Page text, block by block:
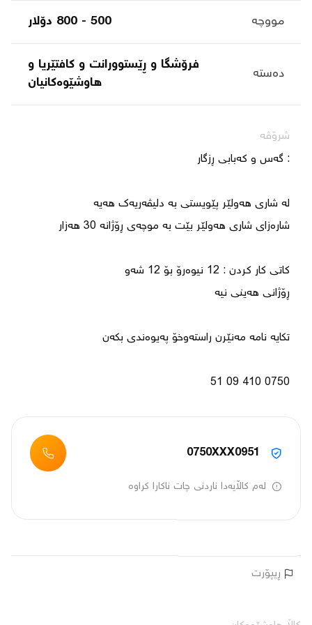
مووچە 500 - 800 دۆلار
دەستە
فرۆشگا و ڕێستوورانت و کافتێریا و
هاوشێوەکانیان
شرۆڤە
0750 410 09 51
0750XXX0951
لەم کاڵایەدا ناردنی چات ناکارا کراوە
ڕیپۆرت